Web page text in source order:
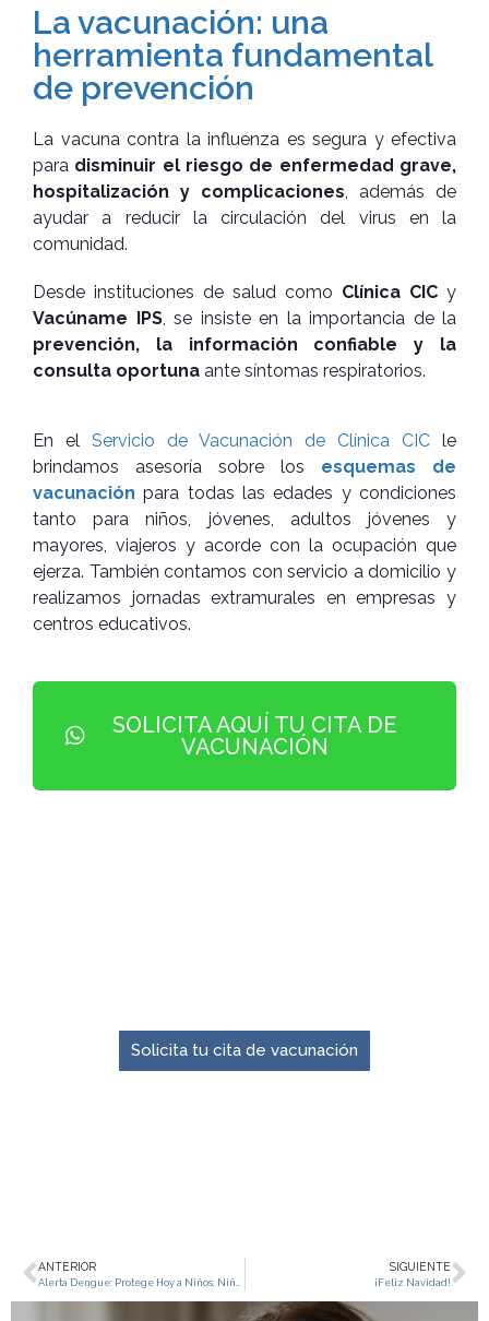
La vacunación: una
herramienta fundamental
de prevención
La vacuna contra la influenza es segura y efectiva
para disminuir el riesgo de enfermedad grave,
hospitalización y complicaciones , además de
ayudar a reducir la circulación del virus en la
comunidad.
Desde instituciones de salud como Clínica CIC y
Vacúname IPS, se insiste en la importancia de la
prevención, la información confiable y la
consulta oportuna ante síntomas respiratorios.
En el Servicio de Vacunación de Clínica CIC le
brindamos asesoría sobre los esquemas de
vacunación para todas las edades y condiciones
tanto para niños, jóvenes, adultos jóvenes y
mayores, viajeros y acorde con la ocupación que
ejerza. También contamos con servicio a domicilio y
realizamos jornadas extramurales en empresas y
centros educativos.
SOLICITA AQUÍ TU CITA DE
VACUNACIÓN
Solicita tu cita de vacunación
ANTERIOR SIGUIENTE
¡Feliz Navidad!